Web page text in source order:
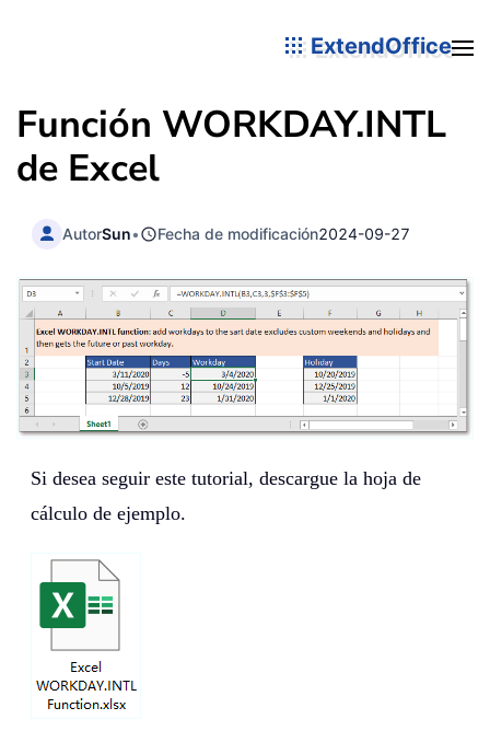
ExtendOffice
Función WORKDAY.INTL
de Excel
AutorSun• Fecha de modificación2024-09-27
Si desea seguir este tutorial, descargue la hoja de
cálculo de ejemplo.